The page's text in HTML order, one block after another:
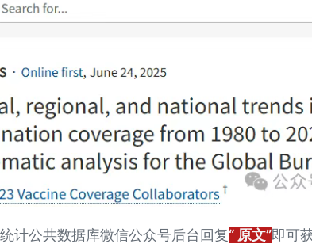
计公共数据库微信公众号后台回复“ 原文”即可